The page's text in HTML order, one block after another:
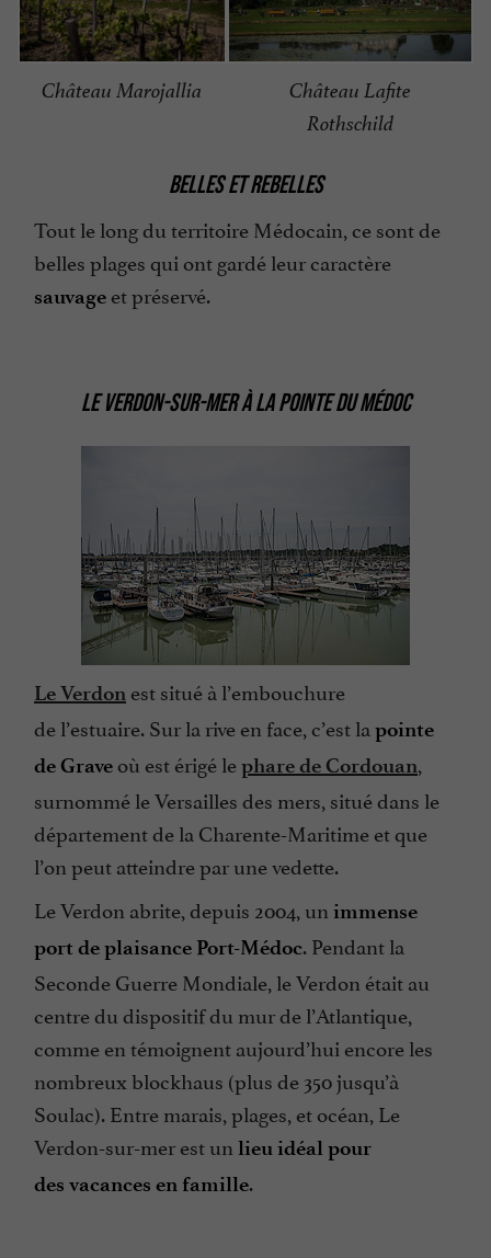
Château Marojallia
Château Lafite
Rothschild
BELLES ET REBELLES
Tout le long du territoire Médocain, ce sont de
belles plages qui ont gardé leur caractère
sauvage et préservé.
LE VERDON-SUR-MER À LA POINTE DU MÉDOC
Le Verdon est situé à l’embouchure
de l’estuaire. Sur la rive en face, c’est la pointe
de Grave où est érigé lephare de Cordouan,
surnommé le Versailles des mers, situé dans le
département de la Charente-Maritime et que
l’on peut atteindre par une vedette.
Le Verdon abrite, depuis 2004, un immense
port de plaisance Port-Médoc. Pendant la
Seconde Guerre Mondiale, le Verdon était au
centre du dispositif du mur de l’Atlantique,
comme en témoignent aujourd’hui encore les
nombreux blockhaus (plus de 350 jusqu’à
Soulac). Entre marais, plages, et océan, Le
Verdon-sur-mer est un lieu idéal pour
des vacances en famille.